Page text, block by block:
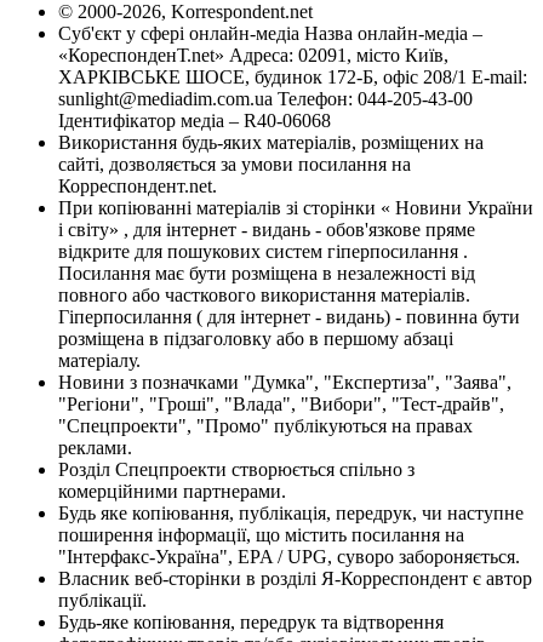
© 2000-2026, Korrespondent.net
Суб'єкт у сфері онлайн-медіа Назва онлайн-медіа –
«КореспонденТ.net» Адреса: 02091, місто Київ,
ХАРКІВСЬКЕ ШОСЕ, будинок 172-Б, офіс 208/1 E-mail:
sunlight@mediadim.com.ua Телефон: 044-205-43-00
Ідентифікатор медіа – R40-06068
Використання будь-яких матеріалів, розміщених на
сайті, дозволяється за умови посилання на
Корреспондент.net.
При копіюванні матеріалів зі сторінки « Новини України
і світу» , для інтернет - видань - обов'язкове пряме
відкрите для пошукових систем гіперпосилання .
Посилання має бути розміщена в незалежності від
повного або часткового використання матеріалів.
Гіперпосилання ( для інтернет - видань) - повинна бути
розміщена в підзаголовку або в першому абзаці
матеріалу.
Новини з позначками "Думка", "Експертиза", "Заява",
"Регіони", "Гроші", "Влада", "Вибори", "Тест-драйв",
"Спецпроекти", "Промо" публікуються на правах
реклами.
Розділ Спецпроекти створюється спільно з
комерційними партнерами.
Будь яке копіювання, публікація, передрук, чи наступне
поширення інформації, що містить посилання на
"Інтерфакс-Україна", EPA / UPG, суворо забороняється.
Власник веб-сторінки в розділі Я-Корреспондент є автор
публікації.
Будь-яке копіювання, передрук та відтворення